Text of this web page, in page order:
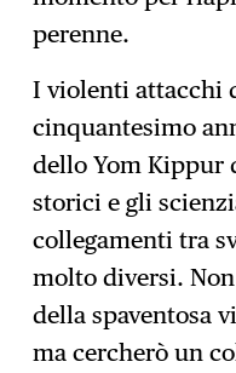
perenne.
I violenti attacchi
cinquantesimo
dello Yom Kippur
storici e gli
collegamenti tra
molto diversi.
della spaventosa
ma cercherò un